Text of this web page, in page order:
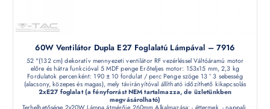
60W Ventilátor Dupla E27 Foglalatú Lámpával – 7916
52 "(132 cm) dekoratív mennyezeti ventilátor RF vezérléssel Váltóáramú motor
előre és hátra funkcióval 5 MDF penge Erőteljes motor: 153x15 mm, 2,3 kg
Fordulatok percenként: 190 ± 10 fordulat / perc Penge szöge 13 ° 3 sebesség
(alacsony, közepes és magas), mely távirányítóval állítható időzíthető kikapcsolás
2xE27 foglalat (a fényforrást NEM tartalmazza, de üzletünkben
megvásárolható)